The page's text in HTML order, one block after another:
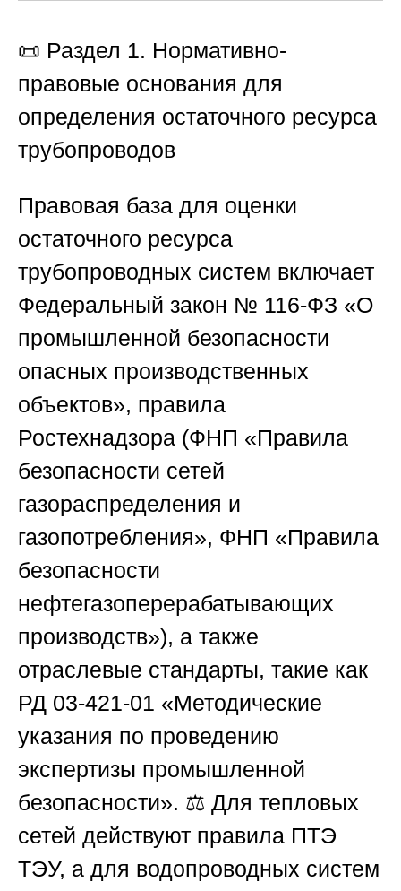
📜 Раздел 1. Нормативно-
правовые основания для
определения остаточного ресурса
трубопроводов
Правовая база для оценки
остаточного ресурса
трубопроводных систем включает
Федеральный закон № 116-ФЗ «О
промышленной безопасности
опасных производственных
объектов», правила
Ростехнадзора (ФНП «Правила
безопасности сетей
газораспределения и
газопотребления», ФНП «Правила
безопасности
нефтегазоперерабатывающих
производств»), а также
отраслевые стандарты, такие как
РД 03-421-01 «Методические
указания по проведению
экспертизы промышленной
безопасности». ⚖️ Для тепловых
сетей действуют правила ПТЭ
ТЭУ, а для водопроводных систем